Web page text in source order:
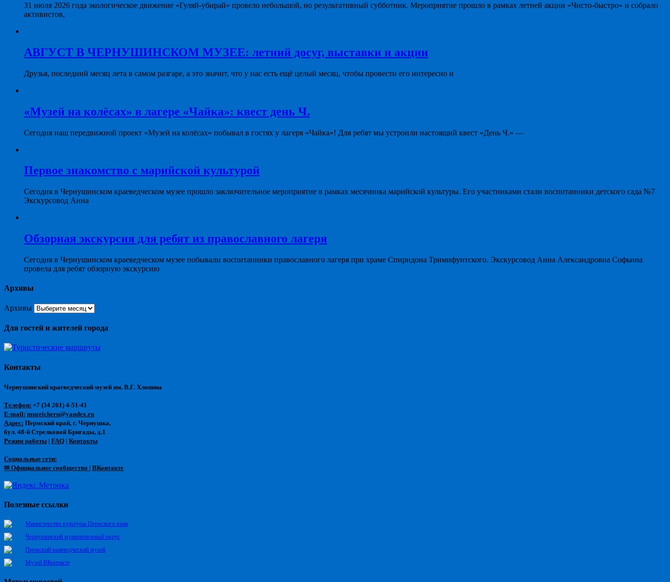
31 июля 2026 года экологическое движение «Гуляй-убирай» провело небольшой, но результативный субботник. Мероприятие прошло в рамках летней акции «Чисто-быстро» и собрало
активистов,
АВГУСТ В ЧЕРНУШИНСКОМ МУЗЕЕ: летний досуг, выставки и акции
Друзья, последний месяц лета в самом разгаре, а это значит, что у нас есть ещё целый месяц, чтобы провести его интересно и
«Музей на колёсах» в лагере «Чайка»: квест день Ч.
Сегодня наш передвижной проект «Музей на колёсах» побывал в гостях у лагеря «Чайка»! Для ребят мы устроили настоящий квест «День Ч.» —
Первое знакомство с марийской культурой
Сегодня в Чернушинском краеведческом музее прошло заключительное мероприятие в рамках месячника марийской культуры. Его участниками стали воспитанники детского сада №7
Экскурсовод Анна
Обзорная экскурсия для ребят из православного лагеря
Сегодня в Чернушинском краеведческом музее побывали воспитанники православного лагеря при храме Спиридона Тримифунтского. Экскурсовод Анна Александровна Софьина
провела для ребят обзорную экскурсию
Архивы
Архивы
Для гостей и жителей города
Контакты
Чернушинский краеведческий музей им. В.Г. Хлопина
Телефон: +7 (34 261) 4-51-41
E-mail: muzeichern@yandex.ru
Адрес: Пермский край, г. Чернушка,
бул. 48-й Стрелковой Бригады, д.1
Режим работы | FAQ | Контакты
Социальные сети:
✉ Официальное сообщество | ВКонтакте
Полезные ссылки
Министерство культуры Пермского края
Чернушинский муниципальный округ
Пермский краеведческий музей
Музей ВКонтакте